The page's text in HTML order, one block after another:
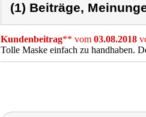
(1) Beiträge,
Kundenbeitrag** vom 03.08.2018
Tolle Maske einfach zu handhaben.